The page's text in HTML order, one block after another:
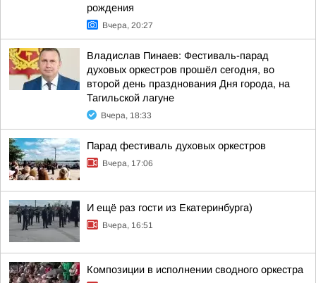
рождения
Вчера, 20:27
Владислав Пинаев: Фестиваль-парад
духовых оркестров прошёл сегодня, во
второй день празднования Дня города, на
Тагильской лагуне
Вчера, 18:33
Парад фестиваль духовых оркестров
Вчера, 17:06
И ещё раз гости из Екатеринбурга)
Вчера, 16:51
Композиции в исполнении сводного оркестра